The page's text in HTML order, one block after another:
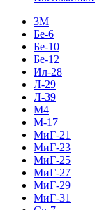
3М
Бе-6
Бе-10
Бе-12
Ил-28
Л-29
Л-39
М4
М-17
МиГ-21
МиГ-23
МиГ-25
МиГ-27
МиГ-29
МиГ-31